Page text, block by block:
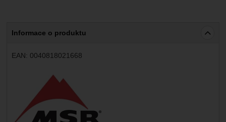
souhrnně a anonymně, takže nejsme schopni identifikovat
konkrétní uživatele našeho webu.
Zobrazit
Marketingové cookies používáme my nebo naši partneři,
jak na našich stránkách, tak na stránkách třetích stran.
Informace o produktu
EAN: 0040818021668